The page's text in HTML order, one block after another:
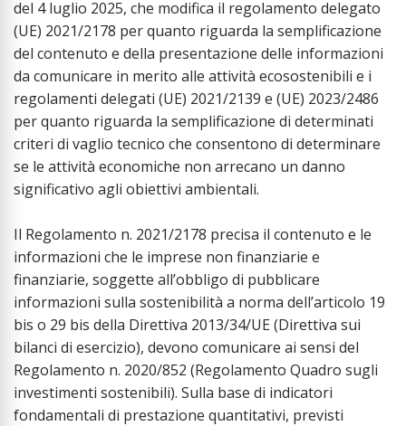
del 4 luglio 2025, che modifica il regolamento delegato
(UE) 2021/2178 per quanto riguarda la semplificazione
del contenuto e della presentazione delle informazioni
da comunicare in merito alle attività ecosostenibili e i
regolamenti delegati (UE) 2021/2139 e (UE) 2023/2486
per quanto riguarda la semplificazione di determinati
criteri di vaglio tecnico che consentono di determinare
se le attività economiche non arrecano un danno
significativo agli obiettivi ambientali.
Il Regolamento n. 2021/2178 precisa il contenuto e le
informazioni che le imprese non finanziarie e
finanziarie, soggette all’obbligo di pubblicare
informazioni sulla sostenibilità a norma dell’articolo 19
bis o 29 bis della Direttiva 2013/34/UE (Direttiva sui
bilanci di esercizio), devono comunicare ai sensi del
Regolamento n. 2020/852 (Regolamento Quadro sugli
investimenti sostenibili). Sulla base di indicatori
fondamentali di prestazione quantitativi, previsti